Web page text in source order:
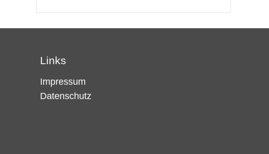
Links
Impressum
Datenschutz